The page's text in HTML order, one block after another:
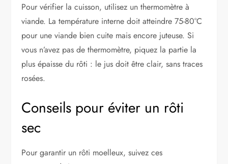
Pour vérifier la cuisson, utilisez un thermomètre à
viande. La température interne doit atteindre 75-80°C
pour une viande bien cuite mais encore juteuse. Si
vous n’avez pas de thermomètre, piquez la partie la
plus épaisse du rôti : le jus doit être clair, sans traces
rosées.
Conseils pour éviter un rôti
sec
Pour garantir un rôti moelleux, suivez ces